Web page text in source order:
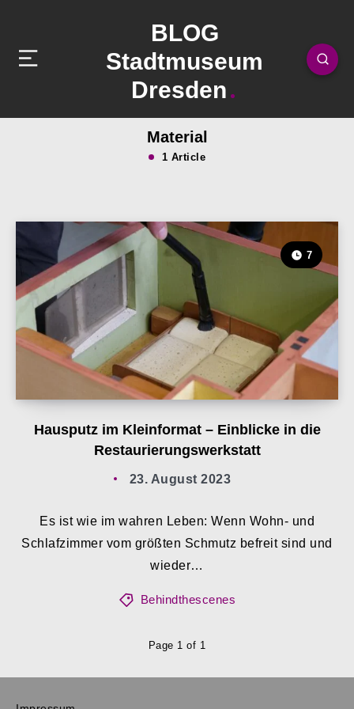
BLOG
Stadtmuseum
Dresden
Material
1 Article
Hausputz im Kleinformat – Einblicke in die
Restaurierungswerkstatt
7
23. August 2023
Es ist wie im wahren Leben: Wenn Wohn- und
Schlafzimmer vom größten Schmutz befreit sind und
wieder…
Behindthescenes
Page 1 of 1